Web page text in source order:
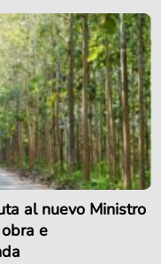
al nuevo Ministro
e